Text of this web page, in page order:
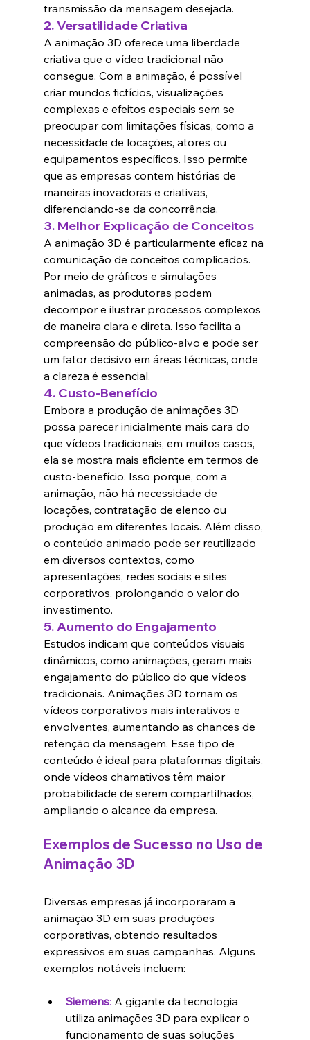
transmissão da mensagem desejada.
2. Versatilidade Criativa
A animação 3D oferece uma liberdade
criativa que o vídeo tradicional não
consegue. Com a animação, é possível
criar mundos fictícios, visualizações
complexas e efeitos especiais sem se
preocupar com limitações físicas, como a
necessidade de locações, atores ou
equipamentos específicos. Isso permite
que as empresas contem histórias de
maneiras inovadoras e criativas,
diferenciando-se da concorrência.
3. Melhor Explicação de Conceitos
A animação 3D é particularmente eficaz na
comunicação de conceitos complicados.
Por meio de gráficos e simulações
animadas, as produtoras podem
decompor e ilustrar processos complexos
de maneira clara e direta. Isso facilita a
compreensão do público-alvo e pode ser
um fator decisivo em áreas técnicas, onde
a clareza é essencial.
4. Custo-Benefício
Embora a produção de animações 3D
possa parecer inicialmente mais cara do
que vídeos tradicionais, em muitos casos,
ela se mostra mais eficiente em termos de
custo-benefício. Isso porque, com a
animação, não há necessidade de
locações, contratação de elenco ou
produção em diferentes locais. Além disso,
o conteúdo animado pode ser reutilizado
em diversos contextos, como
apresentações, redes sociais e sites
corporativos, prolongando o valor do
investimento.
5. Aumento do Engajamento
Estudos indicam que conteúdos visuais
dinâmicos, como animações, geram mais
engajamento do público do que vídeos
tradicionais. Animações 3D tornam os
vídeos corporativos mais interativos e
envolventes, aumentando as chances de
retenção da mensagem. Esse tipo de
conteúdo é ideal para plataformas digitais,
onde vídeos chamativos têm maior
probabilidade de serem compartilhados,
ampliando o alcance da empresa.
Exemplos de Sucesso no Uso de
Animação 3D
Diversas empresas já incorporaram a
animação 3D em suas produções
corporativas, obtendo resultados
expressivos em suas campanhas. Alguns
exemplos notáveis incluem:
Siemens: A gigante da tecnologia
utiliza animações 3D para explicar o
funcionamento de suas soluções